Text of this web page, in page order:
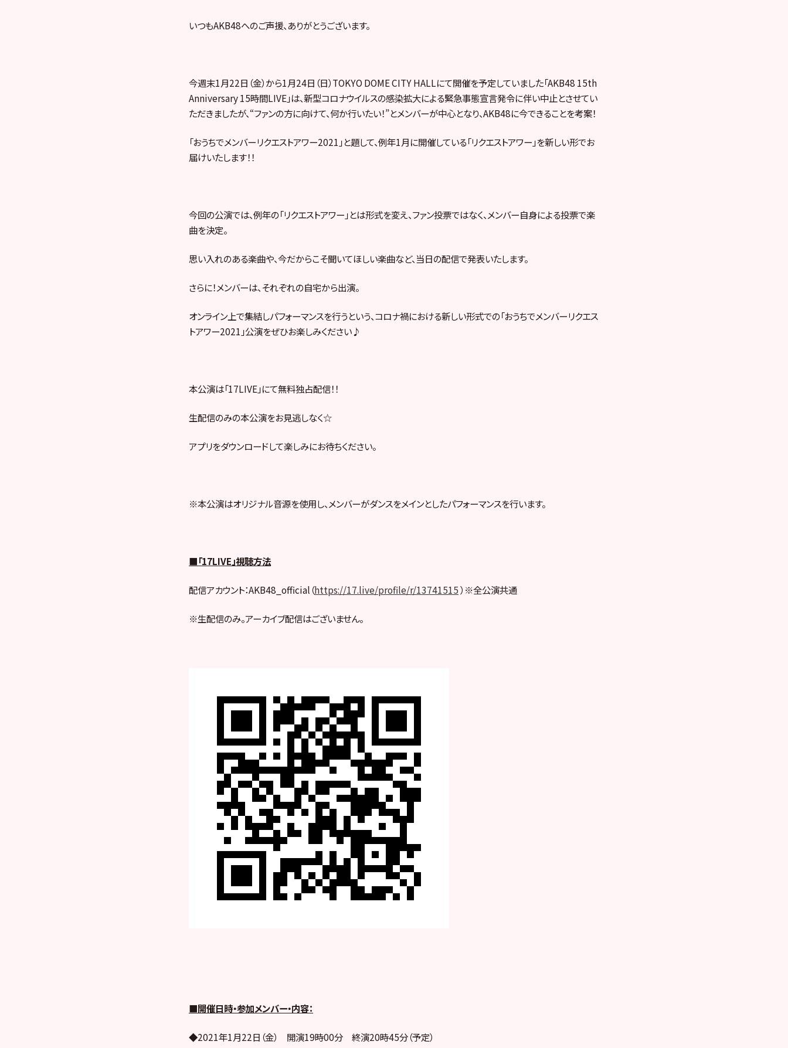
いつもAKB48へのご声援、ありがとうございます。
今週末1月22日（金）から1月24日（日）TOKYO DOME CITY HALLにて開催を予定していました「AKB48 15th
Anniversary 15時間LIVE」は、新型コロナウイルスの感染拡大による緊急事態宣言発令に伴い中止とさせてい
ただきましたが、“ファンの方に向けて、何か行いたい！”とメンバーが中心となり、AKB48に今できることを考案！
「おうちでメンバーリクエストアワー2021」と題して、例年1月に開催している「リクエストアワー」を新しい形でお
届けいたします！！
今回の公演では、例年の「リクエストアワー」とは形式を変え、ファン投票ではなく、メンバー自身による投票で楽
曲を決定。
思い入れのある楽曲や、今だからこそ聞いてほしい楽曲など、当日の配信で発表いたします。
さらに！メンバーは、それぞれの自宅から出演。
オンライン上で集結しパフォーマンスを行うという、コロナ禍における新しい形式での「おうちでメンバーリクエス
トアワー2021」公演をぜひお楽しみください♪
本公演は「17LIVE」にて無料独占配信！！
生配信のみの本公演をお見逃しなく☆
アプリをダウンロードして楽しみにお待ちください。
※本公演はオリジナル音源を使用し、メンバーがダンスをメインとしたパフォーマンスを行います。
■「17LIVE」視聴方法
配信アカウント：AKB48_official（https://17.live/profile/r/13741515）※全公演共通
※生配信のみ。アーカイブ配信はございません。
■開催日時・参加メンバー・内容：
◆2021年1月22日（金） 開演19時00分 終演20時45分（予定）